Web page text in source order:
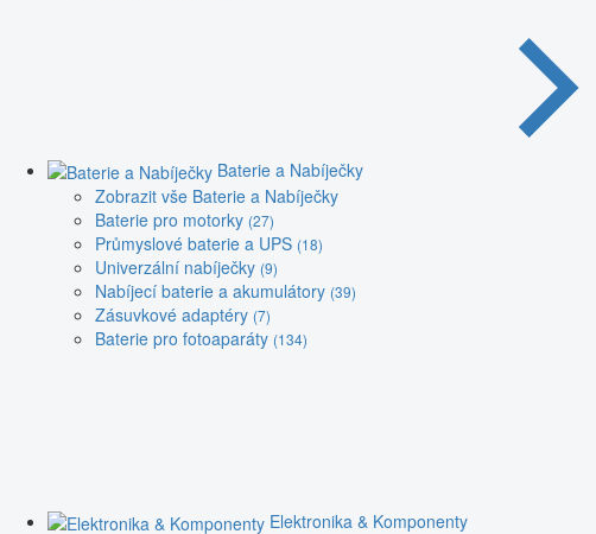
Baterie a Nabíječky
Zobrazit vše Baterie a Nabíječky
Baterie pro motorky (27)
Průmyslové baterie a UPS (18)
Univerzální nabíječky (9)
Nabíjecí baterie a akumulátory (39)
Zásuvkové adaptéry (7)
Baterie pro fotoaparáty (134)
Elektronika & Komponenty